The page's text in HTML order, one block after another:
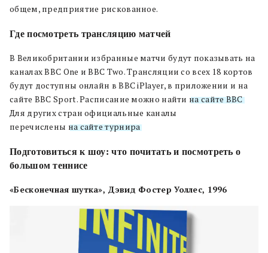
общем, предприятие рискованное.
Где посмотреть трансляцию матчей
В Великобритании избранные матчи будут показывать на
каналах BBC One и BBC Two. Трансляции со всех 18 кортов
будут доступны онлайн в BBC iPlayer, в приложении и на
сайте BBC Sport. Расписание можно найти на сайте BBC.
Для других стран официальные каналы
перечислены на сайте турнира.
Подготовиться к шоу: что почитать и посмотреть о
большом теннисе
«Бесконечная шутка», Дэвид Фостер Уоллес, 1996